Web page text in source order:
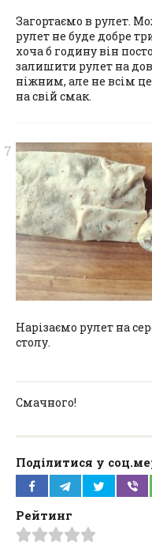
Загортаємо в рулет.
рулет не буде добре
хоча б годину він
залишити рулет на
ніжним, але не всім це
на свій смак.
Нарізаємо рулет на
столу.
Смачного!
Поділитися у
Рейтинг